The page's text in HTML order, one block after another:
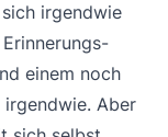
irgendwie
einem noch
Aber